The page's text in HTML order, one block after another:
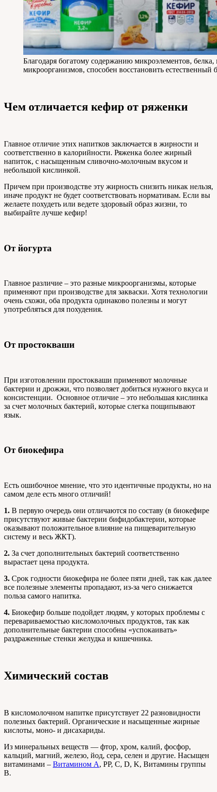
Благодаря богатому содержанию микроэлементов,
микроорганизмов, способен восстановить естественный
Чем отличается кефир от ряженки
Главное отличие этих напитков заключается в жирности и
соответственно в калорийности. Ряженка более жирный
напиток, с насыщенным сливочно-молочным вкусом и
небольшой кислинкой.
Причем при производстве эту жирность снизить никак нельзя,
иначе продукт не будет соответствовать нормативам. Если вы
желаете похудеть или ведете здоровый образ жизни, то
выбирайте лучше кефир!
От йогурта
Главное различие – это разные микроорганизмы, которые
применяют при производстве для закваски. Хотя технологии
очень схожи, оба продукта одинаково полезны и могут
употребляться для похудения.
От простокваши
При изготовлении простокваши применяют молочные
бактерии и дрожжи, что позволяет добиться нужного вкуса и
консистенции. Основное отличие – это небольшая кислинка
за счет молочных бактерий, которые слегка пощипывают
язык.
От биокефира
Есть ошибочное мнение, что это идентичные продукты, но на
самом деле есть много отличий!
1. В первую очередь они отличаются по составу (в биокефире
присутствуют живые бактерии бифидобактерии, которые
оказывают положительное влияние на пищеварительную
систему и весь ЖКТ).
2. За счет дополнительных бактерий соответственно
вырастает цена продукта.
3. Срок годности биокефира не более пяти дней, так как далее
все полезные элементы пропадают, из-за чего снижается
польза самого напитка.
4. Биокефир больше подойдет людям, у которых проблемы с
перевариваемостью кисломолочных продуктов, так как
дополнительные бактерии способны «успокаивать»
раздраженные стенки желудка и кишечника.
Химический состав
В кисломолочном напитке присутствует 22 разновидности
полезных бактерий. Органические и насыщенные жирные
кислоты, моно- и дисахариды.
Из минеральных веществ — фтор, хром, калий, фосфор,
кальций, магний, железо, йод, сера, селен и другие. Насыщен
витаминами – Витамином А, РР, С, D, K, Витамины группы
В.